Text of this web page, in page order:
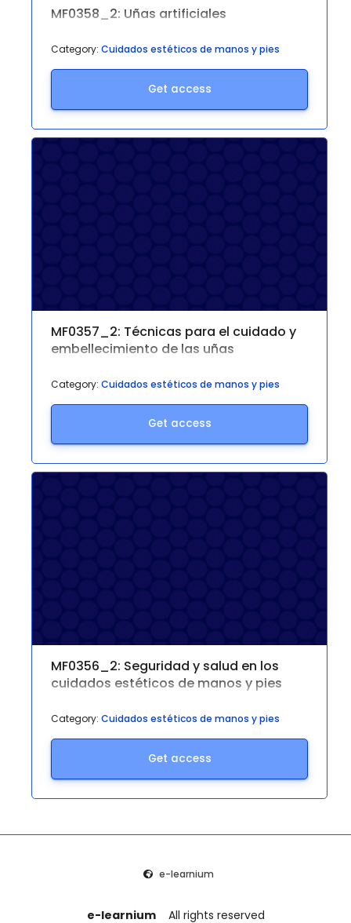
MF0358_2: Uñas artificiales
Category: Cuidados estéticos de manos y pies
Get access
MF0357_2: Técnicas para el cuidado y
embellecimiento de las uñas
Category: Cuidados estéticos de manos y pies
Get access
MF0356_2: Seguridad y salud en los
cuidados estéticos de manos y pies
Category: Cuidados estéticos de manos y pies
Get access
e-learnium
e-learnium All rights reserved